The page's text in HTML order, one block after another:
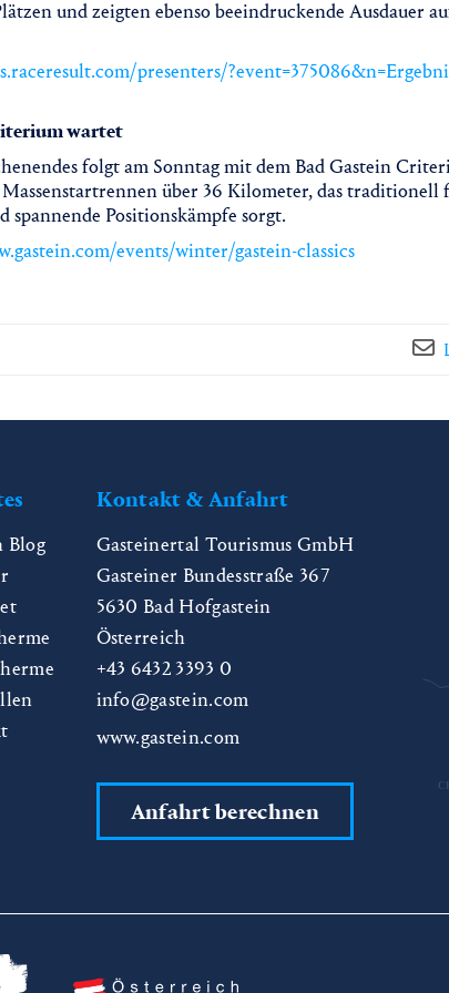
und zeigten ebenso beeindruckende Ausdauer
presenters/
wartet
folgt am Sonntag mit dem Bad Gastein
über 36 Kilometer, das traditionell
Positionskämpfe sorgt.
events/winter/gastein-classics
Blog
Kontakt & Anfahrt
Gasteinertal Tourismus GmbH
Gasteiner Bundesstraße 367
5630 Bad Hofgastein
Österreich
+43 6432 3393 0
info@gastein.com
www.gastein.com
Anfahrt berechnen
CH